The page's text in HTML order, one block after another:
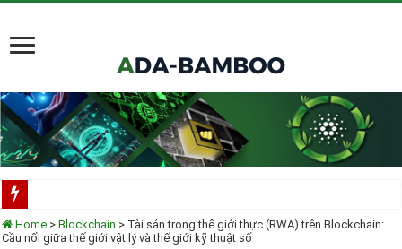
Scorechain tích hợp toàn diện Cardano cho việc tuân thủ và điều tra blockchain
Home > Blockchain > Tài sản trong thế giới thực (RWA) trên Blockchain:
Cầu nối giữa thế giới vật lý và thế giới kỹ thuật số